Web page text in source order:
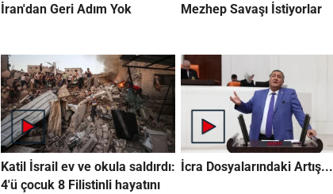
İran'dan Geri Adım Yok Mezhep Savaşı İstiyorlar
Katil İsrail ev ve okula saldırdı:
4'ü çocuk 8 Filistinli hayatını
İcra Dosyalarındaki Artış...